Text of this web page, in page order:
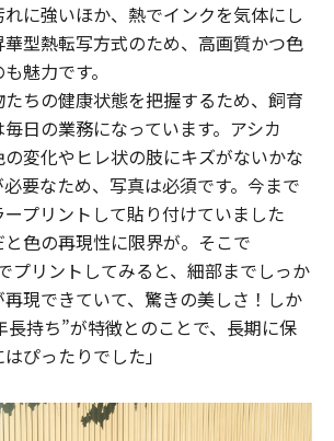
に強いほか、熱でインクを気体にし
型熱転写方式のため、高画質かつ色
魅力です。
たちの健康状態を把握するため、飼育
日の業務になっています。アシカ
変化やヒレ状の肢にキズがないかな
要なため、写真は必須です。今まで
プリントして貼り付けていました
色の再現性に限界が。そこで
プリントしてみると、細部までしっか
現できていて、驚きの美しさ！しか
長持ち”が特徴とのことで、長期に保
ぴったりでした」